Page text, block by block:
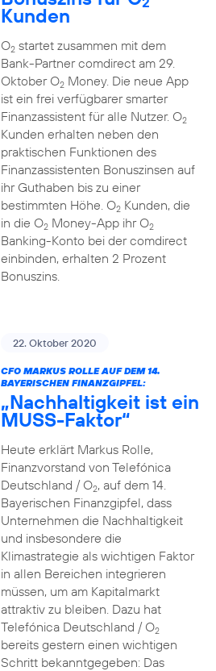
Kunden
O2startet zusammen mit dem
Bank-Partner comdirect am 29.
Oktober O2Money. Die neue App
ist ein frei verfügbarer smarter
Finanzassistent für alle Nutzer. O2
Kunden erhalten neben den
praktischen Funktionen des
Finanzassistenten Bonuszinsen auf
ihr Guthaben bis zu einer
bestimmten Höhe. O2Kunden, die
in die O2Money-App ihr O2
Banking-Konto bei der comdirect
einbinden, erhalten 2 Prozent
Bonuszins.
22. Oktober 2020
CFO MARKUS ROLLE AUF DEM 14.
BAYERISCHEN FINANZGIPFEL:
„Nachhaltigkeit ist ein
MUSS-Faktor“
Heute erklärt Markus Rolle,
Finanzvorstand von Telefónica
Deutschland / O2, auf dem 14.
Bayerischen Finanzgipfel, dass
Unternehmen die Nachhaltigkeit
und insbesondere die
Klimastrategie als wichtigen Faktor
in allen Bereichen integrieren
müssen, um am Kapitalmarkt
attraktiv zu bleiben. Dazu hat
Telefónica Deutschland / O2
bereits gestern einen wichtigen
Schritt bekanntgegeben: Das